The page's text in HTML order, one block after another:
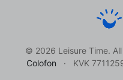
© 2026 Leisure Time.
Colofon
KVK